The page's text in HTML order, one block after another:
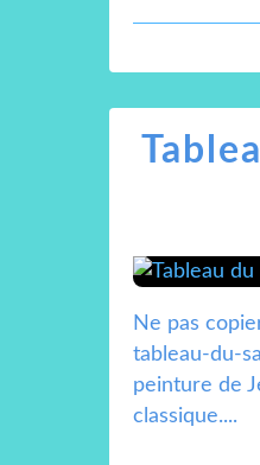
Ne pas
tableau-du-
peinture de
classique....